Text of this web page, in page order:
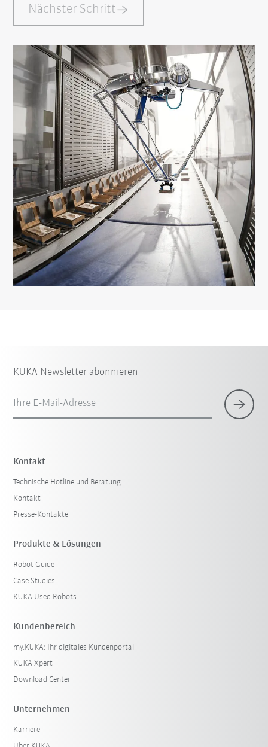
Nächster Schritt
KUKA Newsletter abonnieren
Ihre E-Mail-Adresse
Kontakt
Technische Hotline und Beratung
Kontakt
Presse-Kontakte
Produkte & Lösungen
Robot Guide
Case Studies
KUKA Used Robots
Kundenbereich
my.KUKA: Ihr digitales Kundenportal
KUKA Xpert
Download Center
Unternehmen
Karriere